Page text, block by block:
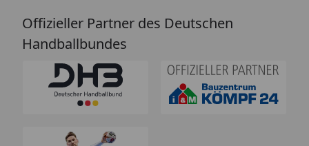
Offizieller Partner des Deutschen
Handballbundes